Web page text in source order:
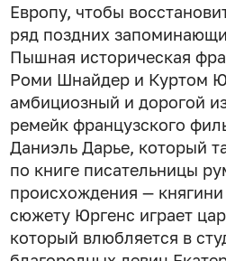
Европу, чтобы
ряд поздних
Пышная историческая
Роми Шнайдер и Куртом
амбициозный и дорогой
ремейк французского
Даниэль Дарье, который
по книге писательницы
происхождения —
сюжету Юргенс играет
который влюбляется в